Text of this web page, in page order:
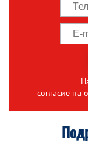
согласие на